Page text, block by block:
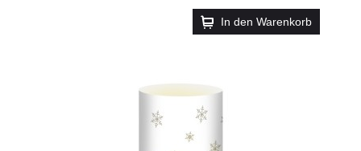
In den Warenkorb